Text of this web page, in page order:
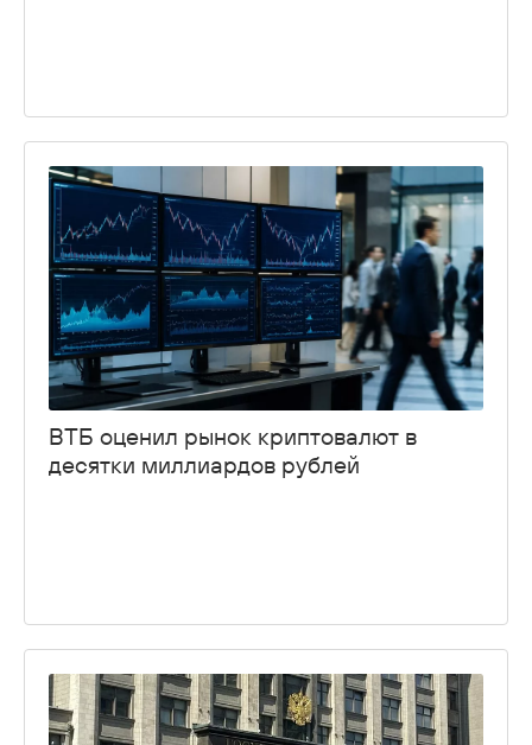
ВТБ оценил рынок криптовалют в
десятки миллиардов рублей